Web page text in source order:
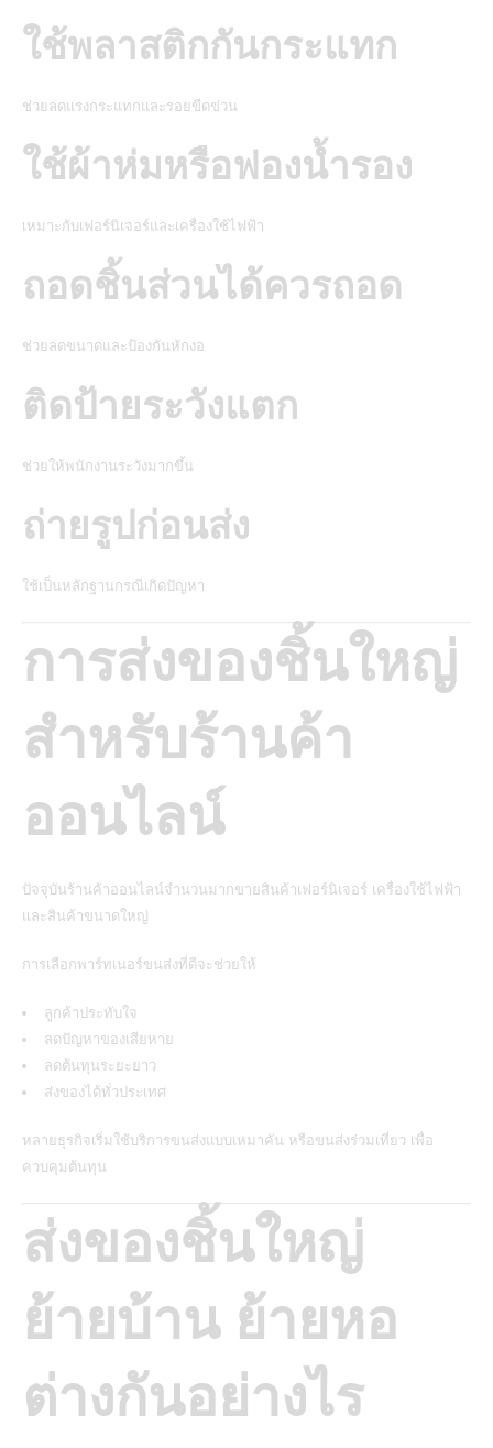
ใช้พลาสติกกันกระแทก
ช่วยลดแรงกระแทกและรอยขีดข่วน
ใช้ผ้าห่มหรือฟองน้ำรอง
เหมาะกับเฟอร์นิเจอร์และเครื่องใช้ไฟฟ้า
ถอดชิ้นส่วนได้ควรถอด
ช่วยลดขนาดและป้องกันหักงอ
ติดป้ายระวังแตก
ช่วยให้พนักงานระวังมากขึ้น
ถ่ายรูปก่อนส่ง
ใช้เป็นหลักฐานกรณีเกิดปัญหา
การส่งของชิ้นใหญ่
สำหรับร้านค้า
ออนไลน์
ปัจจุบันร้านค้าออนไลน์จำนวนมากขายสินค้าเฟอร์นิเจอร์ เครื่องใช้ไฟฟ้า
และสินค้าขนาดใหญ่
การเลือกพาร์ทเนอร์ขนส่งที่ดีจะช่วยให้
ลูกค้าประทับใจ
ลดปัญหาของเสียหาย
ลดต้นทุนระยะยาว
ส่งของได้ทั่วประเทศ
หลายธุรกิจเริ่มใช้บริการขนส่งแบบเหมาคัน หรือขนส่งร่วมเที่ยว เพื่อ
ควบคุมต้นทุน
ส่งของชิ้นใหญ่
ย้ายบ้าน ย้ายหอ
ต่างกันอย่างไร